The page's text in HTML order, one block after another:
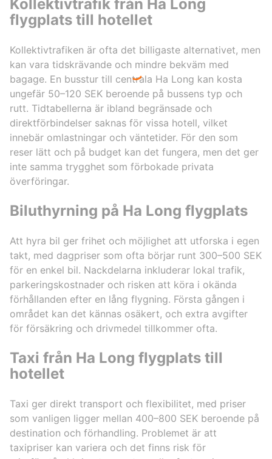
Kollektivtrafik från Ha Long
flygplats till hotellet
Kollektivtrafiken är ofta det billigaste alternativet, men
kan vara tidskrävande och mindre bekväm med
bagage. En busstur till centrala Ha Long kan kosta
ungefär 50–120 SEK beroende på bussens typ och
rutt. Tidtabellerna är ibland begränsade och
direktförbindelser saknas för vissa hotell, vilket
innebär omlastningar och väntetider. För den som
reser lätt och på budget kan det fungera, men det ger
inte samma trygghet som förbokade privata
överföringar.
Biluthyrning på Ha Long flygplats
Att hyra bil ger frihet och möjlighet att utforska i egen
takt, med dagpriser som ofta börjar runt 300–500 SEK
för en enkel bil. Nackdelarna inkluderar lokal trafik,
parkeringskostnader och risken att köra i okända
förhållanden efter en lång flygning. Första gången i
området kan det kännas osäkert, och extra avgifter
för försäkring och drivmedel tillkommer ofta.
Taxi från Ha Long flygplats till
hotellet
Taxi ger direkt transport och flexibilitet, med priser
som vanligen ligger mellan 400–800 SEK beroende på
destination och förhandling. Problemet är att
taxipriser kan variera och det finns risk för